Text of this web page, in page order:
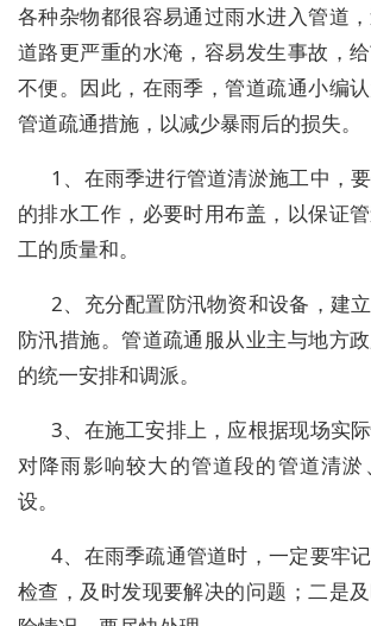
各种杂物都很容易通过雨水进入管道
道路更严重的水淹，容易发生事故，
不便。因此，在雨季，管道疏通小编
管道疏通措施，以减少暴雨后的损失。
1、在雨季进行管道清淤施工中，
的排水工作，必要时用布盖，以保证
工的质量和。
2、充分配置防汛物资和设备，建
防汛措施。管道疏通服从业主与地方
的统一安排和调派。
3、在施工安排上，应根据现场实
对降雨影响较大的管道段的管道清淤
设。
4、在雨季疏通管道时，一定要牢
检查，及时发现要解决的问题；二是